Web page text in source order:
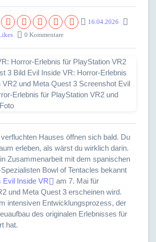
16.04.2026
0 Kommentare
Hauses öffnen sich bald. Du
erleben, als wärst du wirklich darin.
Zusammenarbeit mit dem spanischen
Bowl of Tentacles bekannt
Evil Inside VR
am 7. Mai für
und Meta Quest 3 erscheinen wird.
intensiven Entwicklungsprozess, der
des originalen Erlebnisses für
hat.